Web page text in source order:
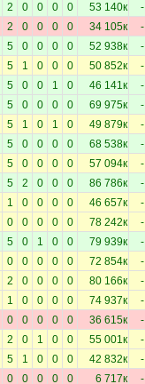
2 0 0 0 0 53 140к -
2 0 0 0 0 34 105к -
5 0 0 0 0 52 938к -
5 1 0 0 0 50 852к -
5 0 0 1 0 46 141к -
5 0 0 0 0 69 975к -
5 1 0 1 0 49 879к -
5 0 0 0 0 68 538к -
5 0 0 0 0 57 094к -
5 2 0 0 0 86 786к -
1 0 0 0 0 46 657к -
0 0 0 0 0 78 242к -
5 0 1 0 0 79 939к -
0 0 0 0 0 72 854к -
2 0 0 0 0 80 166к -
1 0 0 0 0 74 937к -
0 0 0 0 0 36 615к -
2 0 1 0 0 55 001к -
5 1 0 0 0 42 832к -
0 0 0 0 0 6 717к -